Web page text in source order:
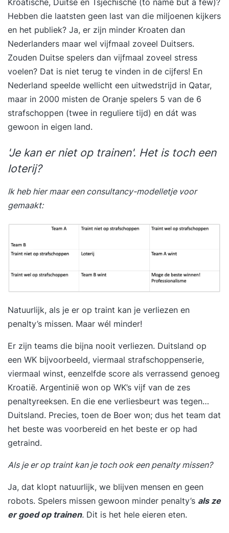
Hebben die laatsten geen last van die miljoenen kijkers
en het publiek? Ja, er zijn minder Kroaten dan
Nederlanders maar wel vijfmaal zoveel Duitsers.
Zouden Duitse spelers dan vijfmaal zoveel stress
voelen? Dat is niet terug te vinden in de cijfers! En
Nederland speelde wellicht een uitwedstrijd in Qatar,
maar in 2000 misten de Oranje spelers 5 van de 6
strafschoppen (twee in reguliere tijd) en dát was
gewoon in eigen land.
'Je kan er niet op trainen'. Het is toch een
loterij?
Ik heb hier maar een consultancy-modelletje voor
gemaakt:
Natuurlijk, als je er op traint kan je verliezen en
penalty’s missen. Maar wél minder!
Er zijn teams die bijna nooit verliezen. Duitsland op
een WK bijvoorbeeld, viermaal strafschoppenserie,
viermaal winst, eenzelfde score als verrassend genoeg
Kroatië. Argentinië won op WK’s vijf van de zes
penaltyreeksen. En die ene verliesbeurt was tegen…
Duitsland. Precies, toen de Boer won; dus het team dat
het beste was voorbereid en het beste er op had
getraind.
Als je er op traint kan je toch ook een penalty missen?
Ja, dat klopt natuurlijk, we blijven mensen en geen
robots. Spelers missen gewoon minder penalty’s als ze
ergoed op trainen. Dit is het hele eieren eten.